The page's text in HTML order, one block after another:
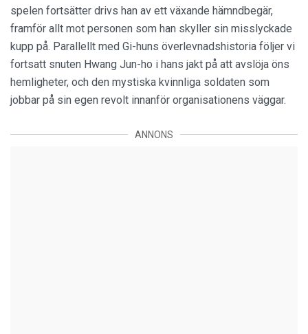
spelen fortsätter drivs han av ett växande hämndbegär,
framför allt mot personen som han skyller sin misslyckade
kupp på. Parallellt med Gi-huns överlevnadshistoria följer vi
fortsatt snuten Hwang Jun-ho i hans jakt på att avslöja öns
hemligheter, och den mystiska kvinnliga soldaten som
jobbar på sin egen revolt innanför organisationens väggar.
ANNONS